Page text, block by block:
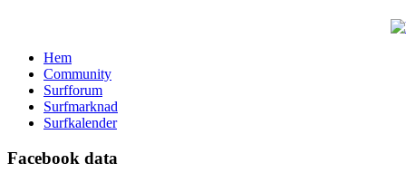
Hem
Community
Surfforum
Surfmarknad
Surfkalender
Facebook data